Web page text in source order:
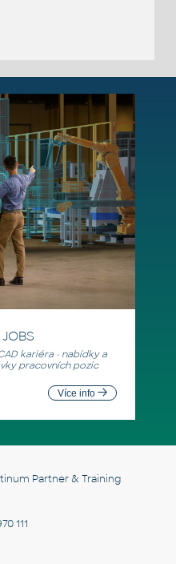
kariéra - nabídky a
pracovních pozic
Více info
Partner & Training
111